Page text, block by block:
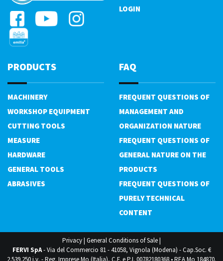
LOGIN
PRODUCTS
MACHINERY
WORKSHOP EQUIPMENT
CUTTING TOOLS
MEASURE
HARDWARE
GENERAL TOOLS
ABRASIVES
FAQ
FREQUENT QUESTIONS OF
MANAGEMENT AND
ORGANIZATION NATURE
FREQUENT QUESTIONS OF
GENERAL NATURE ON THE
PRODUCTS
FREQUENT QUESTIONS OF
PURELY TECHNICAL
CONTENT
Privacy| General Conditions of Sale|
FERVI SpA- Via del Commercio 81 - 41058, Vignola (Modena) - Cap.Soc. €
2.539.250 i.v. - Reg. Imprese Mo (Italia), C.F. e P.I. 00782180368 • REA Mo 184870.